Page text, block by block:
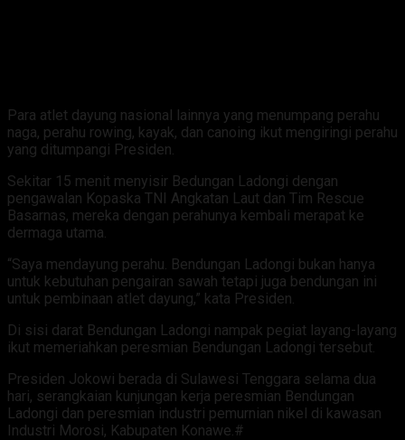
Para atlet dayung nasional lainnya yang menumpang perahu
naga, perahu rowing, kayak, dan canoing ikut mengiringi perahu
yang ditumpangi Presiden.
Sekitar 15 menit menyisir Bedungan Ladongi dengan
pengawalan Kopaska TNI Angkatan Laut dan Tim Rescue
Basarnas, mereka dengan perahunya kembali merapat ke
dermaga utama.
“Saya mendayung perahu. Bendungan Ladongi bukan hanya
untuk kebutuhan pengairan sawah tetapi juga bendungan ini
untuk pembinaan atlet dayung,” kata Presiden.
Di sisi darat Bendungan Ladongi nampak pegiat layang-layang
ikut memeriahkan peresmian Bendungan Ladongi tersebut.
Presiden Jokowi berada di Sulawesi Tenggara selama dua
hari, serangkaian kunjungan kerja peresmian Bendungan
Ladongi dan peresmian industri pemurnian nikel di kawasan
Industri Morosi, Kabupaten Konawe.#